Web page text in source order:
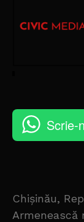
Scrie-
Chișinău,
Armenească